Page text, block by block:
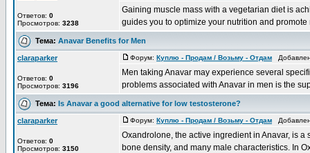
Ответов: 0
Просмотров: 3238
Gaining muscle mass with a vegetarian diet is
guides you to optimize your nutrition and promote
Тема: Anavar Benefits for Men
claraparker
Ответов: 0
Просмотров: 3196
Форум: Куплю - Продам / Возьму - Отдам
Men taking Anavar may experience several
problems associated with Anavar in men is the
Тема: Is Anavar a good alternative for low testosterone?
claraparker
Ответов: 0
Просмотров: 3150
Форум: Куплю - Продам / Возьму - Отдам
Oxandrolone, the active ingredient in Anavar, is
bone density, and many male characteristics. In